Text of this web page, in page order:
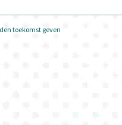
toekomst geven